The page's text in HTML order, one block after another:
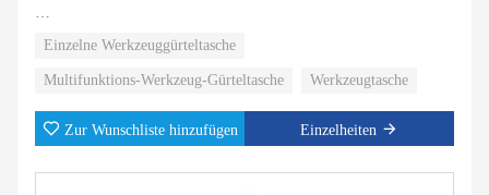
angenehm zu tragen.
Einzelne Werkzeuggürteltasche
Multifunktions-Werkzeug-Gürteltasche Werkzeugtasche
Zur Wunschliste hinzufügen Einzelheiten